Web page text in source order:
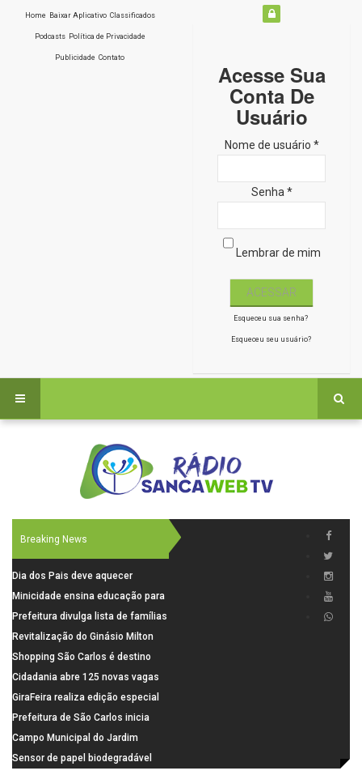
Home Baixar Aplicativo Classificados
Podcasts Política de Privacidade
Publicidade Contato
Acesse Sua
Conta De
Usuário
Nome de usuário *
Senha *
Lembrar de mim
Esqueceu sua senha?
Esqueceu seu usuário?
Breaking News
Dia dos Pais deve aquecer
comércio de São Carlos com
renda em alta e maior circulação
de consumidores
Minicidade ensina educação para
o trânsito a 264 crianças da rede
municipal
Prefeitura divulga lista de famílias
pré-selecionadas pela Caixa para
o Residencial Santa Felícia
Revitalização do Ginásio Milton
Olaio filho avança com obras de
recuperação
Shopping São Carlos é destino
para celebrar o Dia dos Pais com
presentes, gastronomia e lazer
Cidadania abre 125 novas vagas
para oficinas de convivência
GiraFeira realiza edição especial
de Dia dos Pais neste domingo (9)
na Praça dos Advogados
Prefeitura de São Carlos inicia
instalação de ovitrampas para
monitoramento de arboviroses
Campo Municipal do Jardim
Cruzado recebe nova iluminação e
Sensor de papel biodegradável